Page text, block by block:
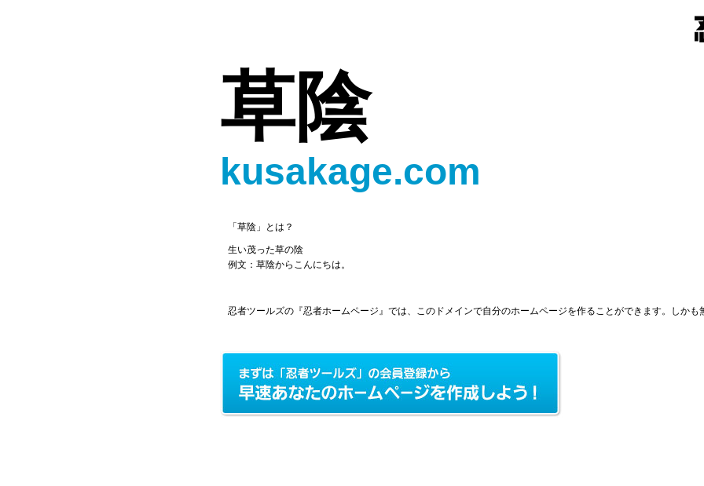
草陰
kusakage.com
「草陰」とは？
生い茂った草の陰
例文：草陰からこんにちは。
忍者ツールズの『忍者ホームページ』では、このドメインで自分のホームページを作ることができます。しかも